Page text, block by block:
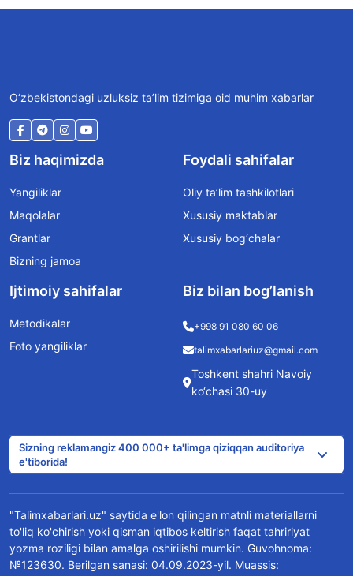
O‘zbekistondagi uzluksiz ta’lim tizimiga oid muhim xabarlar
Biz haqimizda
Yangiliklar
Maqolalar
Grantlar
Bizning jamoa
Foydali sahifalar
Oliy ta’lim tashkilotlari
Xususiy maktablar
Xususiy bog‘chalar
Ijtimoiy sahifalar
Metodikalar
Foto yangiliklar
Biz bilan bog’lanish
+998 91 080 60 06
talimxabarlariuz@gmail.com
Toshkent shahri Navoiy
ko‘chasi 30-uy
Sizning reklamangiz 400 000+ ta'limga qiziqqan auditoriya
e'tiborida!
"Talimxabarlari.uz" saytida e'lon qilingan matnli materiallarni
to'liq ko'chirish yoki qisman iqtibos keltirish faqat tahririyat
yozma roziligi bilan amalga oshirilishi mumkin. Guvohnoma:
№123630. Berilgan sanasi: 04.09.2023-yil. Muassis: